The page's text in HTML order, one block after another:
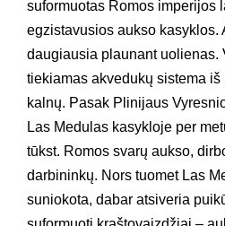
suformuotas Romos imperijos
egzistavusios aukso kasyklos.
daugiausia plaunant uolienas.
tiekiamas akvedukų sistema
kalnų. Pasak Plinijaus
Las Medulas kasykloje per
tūkst. Romos svarų aukso,
darbininkų. Nors tuomet Las
suniokota, dabar atsiveria